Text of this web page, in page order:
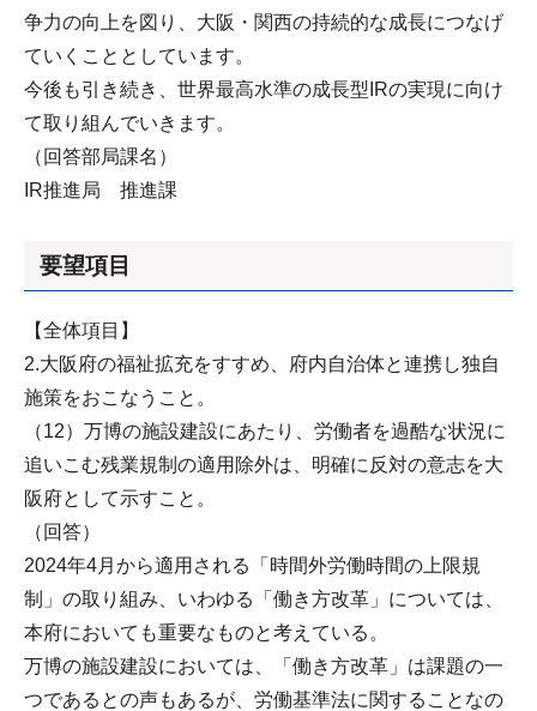
争力の向上を図り、大阪・関西の持続的な成長につなげ
ていくこととしています。
今後も引き続き、世界最高水準の成長型IRの実現に向け
て取り組んでいきます。
（回答部局課名）
IR推進局 推進課
要望項目
【全体項目】
2.大阪府の福祉拡充をすすめ、府内自治体と連携し独自
施策をおこなうこと。
（12）万博の施設建設にあたり、労働者を過酷な状況に
追いこむ残業規制の適用除外は、明確に反対の意志を大
阪府として示すこと。
（回答）
2024年4月から適用される「時間外労働時間の上限規
制」の取り組み、いわゆる「働き方改革」については、
本府においても重要なものと考えている。
万博の施設建設においては、「働き方改革」は課題の一
つであるとの声もあるが、労働基準法に関することなの